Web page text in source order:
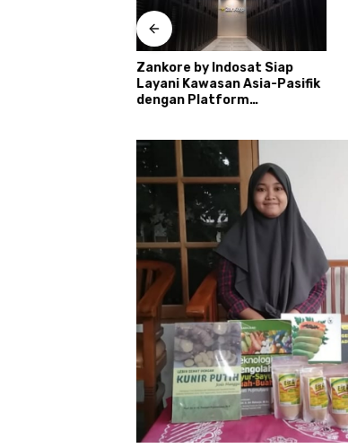
Zankore by Indosat Siap
Layani Kawasan Asia-Pasifik
dengan Platform